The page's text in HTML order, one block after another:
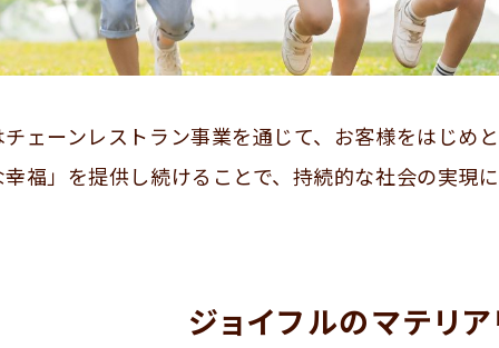
ェーンレストラン事業を通じて、お客様をはじめ
福」を提供し続けることで、持続的な社会の実現
ジョイフルのマテリア